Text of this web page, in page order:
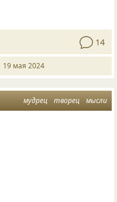
14
19 мая 2024
мудрец творец мысли